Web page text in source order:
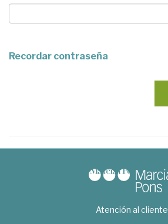
Recordar contraseña
Atención al cliente